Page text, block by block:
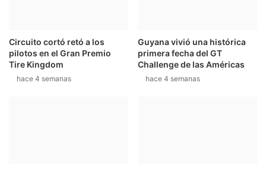
Circuito cortó retó a los
pilotos en el Gran Premio
Tire Kingdom
hace 4 semanas
Guyana vivió una histórica
primera fecha del GT
Challenge de las Américas
hace 4 semanas